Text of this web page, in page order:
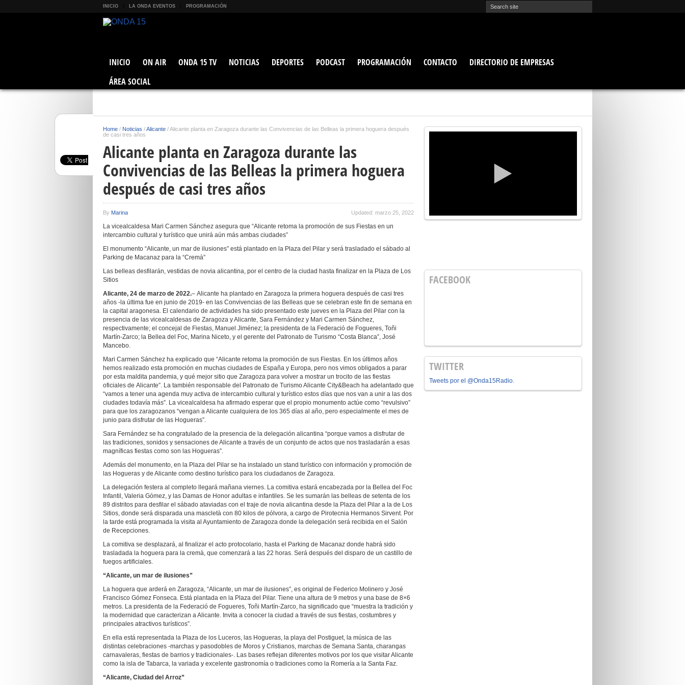
INICIO LA ONDA EVENTOS PROGRAMACIÓN
INICIO ON AIR ONDA 15 TV NOTICIAS DEPORTES PODCAST PROGRAMACIÓN CONTACTO
DIRECTORIO DE EMPRESAS
ÁREA SOCIAL
Home / Noticias /Alicante /Alicante planta en Zaragoza durante las Convivencias de las Belleas la primera hoguera después
de casi tres años
Alicante planta en Zaragoza durante las
Convivencias de las Belleas la primera hoguera
después de casi tres años
By Marina Updated: marzo 25, 2022
La vicealcaldesa Mari Carmen Sánchez asegura que “Alicante retoma la promoción de sus Fiestas en un
intercambio cultural y turístico que unirá aún más ambas ciudades”
El monumento “Alicante, un mar de ilusiones” está plantado en la Plaza del Pilar y será trasladado el sábado al
Parking de Macanaz para la “Cremà”
Las belleas desfilarán, vestidas de novia alicantina, por el centro de la ciudad hasta finalizar en la Plaza de Los
Sitios
Alicante, 24 de marzo de 2022.– Alicante ha plantado en Zaragoza la primera hoguera después de casi tres
años -la última fue en junio de 2019- en las Convivencias de las Belleas que se celebran este fin de semana en
la capital aragonesa. El calendario de actividades ha sido presentado este jueves en la Plaza del Pilar con la
presencia de las vicealcaldesas de Zaragoza y Alicante, Sara Fernández y Mari Carmen Sánchez,
respectivamente; el concejal de Fiestas, Manuel Jiménez; la presidenta de la Federació de Fogueres, Toñi
Martín-Zarco; la Bellea del Foc, Marina Niceto, y el gerente del Patronato de Turismo “Costa Blanca”, José
Mancebo.
Mari Carmen Sánchez ha explicado que “Alicante retoma la promoción de sus Fiestas. En los últimos años
hemos realizado esta promoción en muchas ciudades de España y Europa, pero nos vimos obligados a parar
por esta maldita pandemia, y qué mejor sitio que Zaragoza para volver a mostrar un trocito de las fiestas
oficiales de Alicante”. La también responsable del Patronato de Turismo Alicante City&Beach ha adelantado que
“vamos a tener una agenda muy activa de intercambio cultural y turístico estos días que nos van a unir a las dos
ciudades todavía más”. La vicealcaldesa ha afirmado esperar que el propio monumento actúe como “revulsivo”
para que los zaragozanos “vengan a Alicante cualquiera de los 365 días al año, pero especialmente el mes de
junio para disfrutar de las Hogueras”.
Sara Fernández se ha congratulado de la presencia de la delegación alicantina “porque vamos a disfrutar de
las tradiciones, sonidos y sensaciones de Alicante a través de un conjunto de actos que nos trasladarán a esas
magníficas fiestas como son las Hogueras”.
Además del monumento, en la Plaza del Pilar se ha instalado un stand turístico con información y promoción de
las Hogueras y de Alicante como destino turístico para los ciudadanos de Zaragoza.
La delegación festera al completo llegará mañana viernes. La comitiva estará encabezada por la Bellea del Foc
Infantil, Valeria Gómez, y las Damas de Honor adultas e infantiles. Se les sumarán las belleas de setenta de los
89 distritos para desfilar el sábado ataviadas con el traje de novia alicantina desde la Plaza del Pilar a la de Los
Sitios, donde será disparada una mascletà con 80 kilos de pólvora, a cargo de Pirotecnia Hermanos Sirvent. Por
la tarde está programada la visita al Ayuntamiento de Zaragoza donde la delegación será recibida en el Salón
de Recepciones.
La comitiva se desplazará, al finalizar el acto protocolario, hasta el Parking de Macanaz donde habrá sido
trasladada la hoguera para la cremà, que comenzará a las 22 horas. Será después del disparo de un castillo de
fuegos artificiales.
“Alicante, un mar de ilusiones”
La hoguera que arderá en Zaragoza, “Alicante, un mar de ilusiones”, es original de Federico Molinero y José
Francisco Gómez Fonseca. Está plantada en la Plaza del Pilar. Tiene una altura de 9 metros y una base de 8×6
metros. La presidenta de la Federació de Fogueres, Toñi Martín-Zarco, ha significado que “muestra la tradición y
la modernidad que caracterizan a Alicante. Invita a conocer la ciudad a través de sus fiestas, costumbres y
principales atractivos turísticos”.
En ella está representada la Plaza de los Luceros, las Hogueras, la playa del Postiguet, la música de las
distintas celebraciones -marchas y pasodobles de Moros y Cristianos, marchas de Semana Santa, charangas
carnavaleras, fiestas de barrios y tradicionales-. Las bases reflejan diferentes motivos por los que visitar Alicante
como la isla de Tabarca, la variada y excelente gastronomía o tradiciones como la Romería a la Santa Faz.
“Alicante, Ciudad del Arroz”
FACEBOOK
TWITTER
Tweets por el @Onda15Radio.